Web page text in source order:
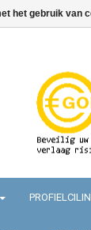
het gebruik van